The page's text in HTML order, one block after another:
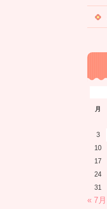
月
3
10
17
24
31
« 7月